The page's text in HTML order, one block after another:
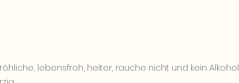
lebensfroh, heiter, rauche nicht und kein Alkohol